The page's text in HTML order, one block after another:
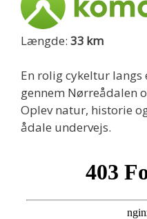
Længde: 33 km
En rolig cykeltur
gennem Nørreådalen
Oplev natur, historie
ådale undervejs.